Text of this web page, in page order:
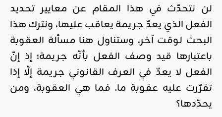
لن نتحدّث في هذا المقام عن معايير تحديد
الفعل الذي يعدّ جريمة يعاقب عليها، ونترك هذا
البحث لوقت آخر، وستناول هنا مسألة العقوبة
باعتبارها قيد وصف الفعل بأنّه جريمة؛ إذ إنّ
الفعل لا يعدّ في العرف القانوني جريمة إلّا إذا
تقرّرت عليه عقوبة ما. فما هي العقوبة، ومن
يحدّدها؟